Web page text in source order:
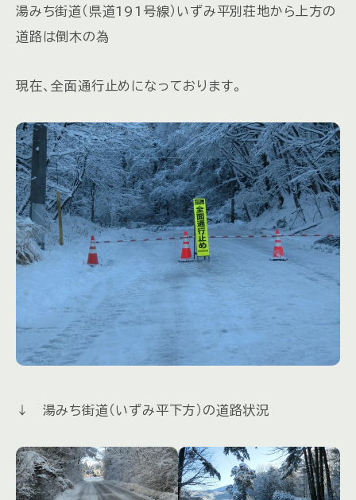
湯みち街道（県道191号線）いずみ平別荘地から上方の
道路は倒木の為
現在、全面通行止めになっております。
↓ 湯みち街道（いずみ平下方）の道路状況